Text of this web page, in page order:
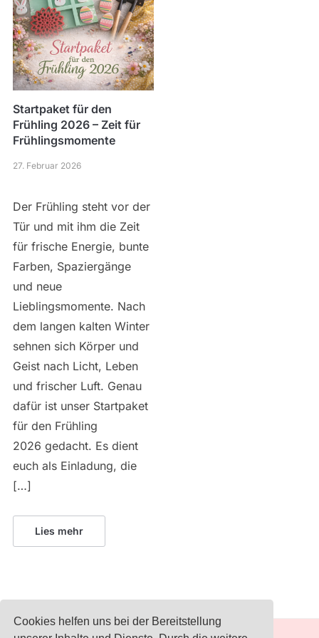
Cookies helfen uns bei der Bereitstellung
Startpaket für den
Frühling 2026 – Zeit für
Frühlingsmomente
27. Februar 2026
Der Frühling steht vor der
Tür und mit ihm die Zeit
für frische Energie, bunte
Farben, Spaziergänge
und neue
Lieblingsmomente. Nach
dem langen kalten Winter
sehnen sich Körper und
Geist nach Licht, Leben
und frischer Luft. Genau
dafür ist unser Startpaket
für den Frühling
2026 gedacht. Es dient
euch als Einladung, die
[…]
Lies mehr